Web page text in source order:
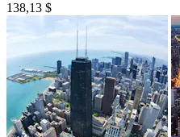
138,13 $